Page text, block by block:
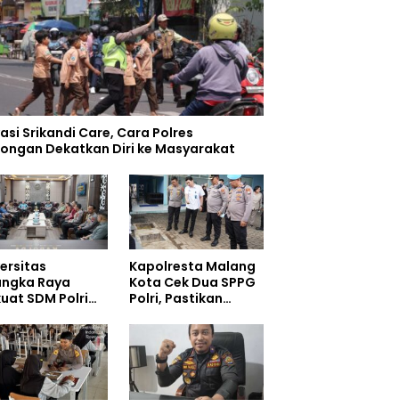
Srikandi Care, Cara Polres
Dekatkan Diri ke Masyarakat
Raya
SDM Polri
Kapolresta Malang
Kota Cek Dua SPPG
Polri, Pastikan
Pengelolaan Limbah
Berjalan Optimal